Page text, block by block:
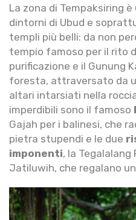
La zona di Tempaksiring
dintorni di Ubud e
templi più belli: da non
tempio famoso per il rito
purificazione e il Gunung
foresta, attraversato da
altari intarsiati nella
imperdibili sono il famoso
Gajah per i balinesi, che
pietra stupendi e le due
imponenti, la Tegalalang
Jatiluwih, che regalano